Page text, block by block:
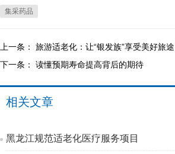
集采药品
上一条： 旅游适老化：让“银发族”享受美好旅途
下一条： 读懂预期寿命提高背后的期待
相关文章
黑龙江规范适老化医疗服务项目